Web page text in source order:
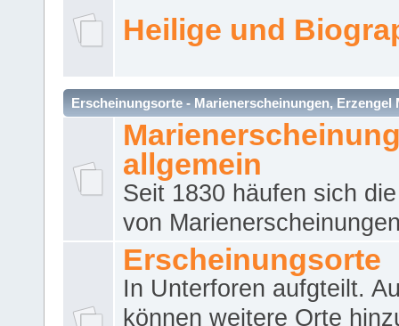
Heilige und
Erscheinungsorte - Marienerscheinungen, Erzengel
allgemein
Seit 1830 häufen sich
von
Erscheinungsorte
In Unterforen aufgteilt.
können weitere Orte